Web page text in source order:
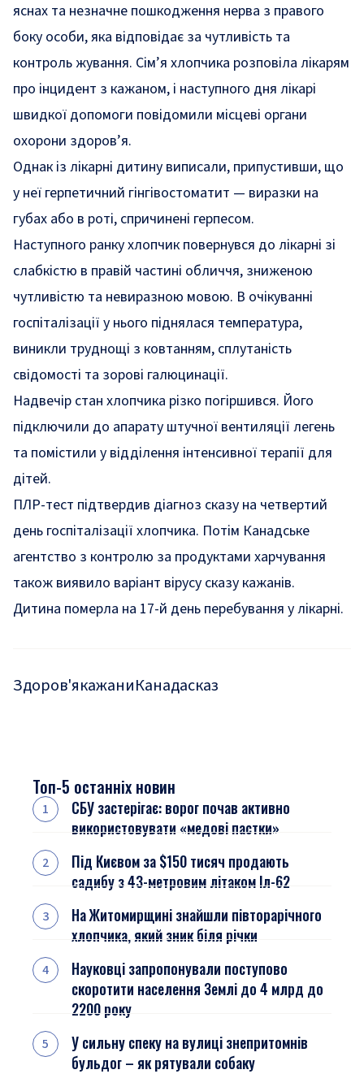
яснах та незначне пошкодження нерва з правого
боку особи, яка відповідає за чутливість та
контроль жування. Сім’я хлопчика розповіла лікарям
про інцидент з кажаном, і наступного дня лікарі
швидкої допомоги повідомили місцеві органи
охорони здоров’я.
Однак із лікарні дитину виписали, припустивши, що
у неї герпетичний гінгівостоматит — виразки на
губах або в роті, спричинені герпесом.
Наступного ранку хлопчик повернувся до лікарні зі
слабкістю в правій частині обличчя, зниженою
чутливістю та невиразною мовою. В очікуванні
госпіталізації у нього піднялася температура,
виникли труднощі з ковтанням, сплутаність
свідомості та зорові галюцинації.
Надвечір стан хлопчика різко погіршився. Його
підключили до апарату штучної вентиляції легень
та помістили у відділення інтенсивної терапії для
дітей.
ПЛР-тест підтвердив діагноз сказу на четвертий
день госпіталізації хлопчика. Потім Канадське
агентство з контролю за продуктами харчування
також виявило варіант вірусу сказу кажанів.
Дитина померла на 17-й день перебування у лікарні.
Здоров'якажаниКанадасказ
Топ-5 останніх новин
СБУ застерігає: ворог почав активно
використовувати «медові пастки»
Під Києвом за $150 тисяч продають
садибу з 43-метровим літаком Іл-62
На Житомирщині знайшли півторарічного
хлопчика, який зник біля річки
Науковці запропонували поступово
скоротити населення Землі до 4 млрд до
2200 року
У сильну спеку на вулиці знепритомнів
бульдог – як рятували собаку